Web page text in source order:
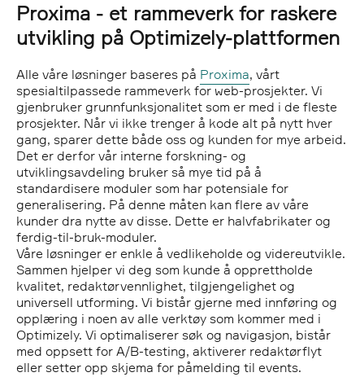
Proxima - et rammeverk for raskere
utvikling på Optimizely-plattformen
Alle våre løsninger baseres på Proxima, vårt
spesialtilpassede rammeverk for web-prosjekter. Vi
gjenbruker grunnfunksjonalitet som er med i de fleste
prosjekter. Når vi ikke trenger å kode alt på nytt hver
gang, sparer dette både oss og kunden for mye arbeid.
Det er derfor vår interne forskning- og
utviklingsavdeling bruker så mye tid på å
standardisere moduler som har potensiale for
generalisering. På denne måten kan flere av våre
kunder dra nytte av disse. Dette er halvfabrikater og
ferdig-til-bruk-moduler.
Våre løsninger er enkle å vedlikeholde og videreutvikle.
Sammen hjelper vi deg som kunde å opprettholde
kvalitet, redaktørvennlighet, tilgjengelighet og
universell utforming. Vi bistår gjerne med innføring og
opplæring i noen av alle verktøy som kommer med i
Optimizely. Vi optimaliserer søk og navigasjon, bistår
med oppsett for A/B-testing, aktiverer redaktørflyt
eller setter opp skjema for påmelding til events.